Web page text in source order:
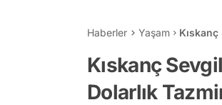
Haberler Yaşam
Kıskanç
Dolarlık